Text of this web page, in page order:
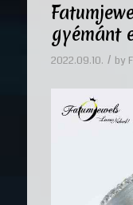
gyémánt
2022.09.10. / by